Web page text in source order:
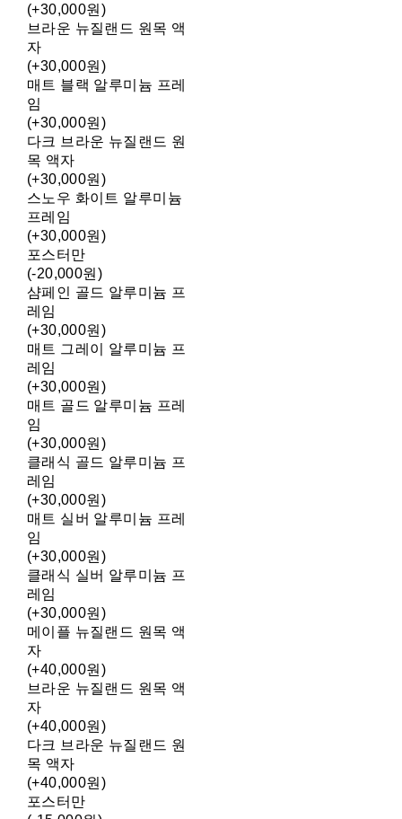
(+30,000원)
브라운 뉴질랜드 원목 액
자
(+30,000원)
매트 블랙 알루미늄 프레
임
(+30,000원)
다크 브라운 뉴질랜드 원
목 액자
(+30,000원)
스노우 화이트 알루미늄
프레임
(+30,000원)
포스터만
(-20,000원)
샴페인 골드 알루미늄 프
레임
(+30,000원)
매트 그레이 알루미늄 프
레임
(+30,000원)
매트 골드 알루미늄 프레
임
(+30,000원)
클래식 골드 알루미늄 프
레임
(+30,000원)
매트 실버 알루미늄 프레
임
(+30,000원)
클래식 실버 알루미늄 프
레임
(+30,000원)
메이플 뉴질랜드 원목 액
자
(+40,000원)
브라운 뉴질랜드 원목 액
자
(+40,000원)
다크 브라운 뉴질랜드 원
목 액자
(+40,000원)
포스터만